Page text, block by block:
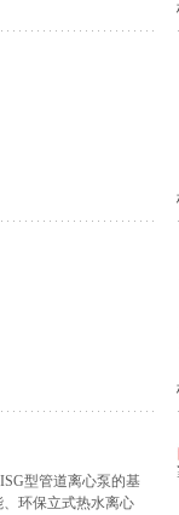
型管道离心泵的基
环保立式热水离心